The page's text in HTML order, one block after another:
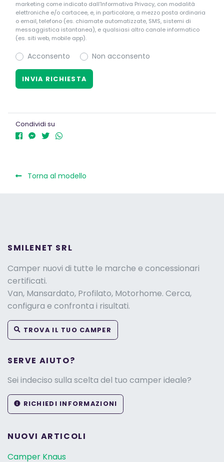
marketing come indicato dall’Informativa Privacy, con modalità
elettroniche e/o cartacee, e, in particolare, a mezzo posta ordinaria
o email, telefono (es. chiamate automatizzate, SMS, sistemi di
messaggistica istantanea), e qualsiasi altro canale informatico
(es. siti web, mobile app).
Acconsento Non acconsento
Condividi su
Torna al modello
SMILENET SRL
Camper nuovi di tutte le marche e concessionari
certificati.
Van, Mansardato, Profilato, Motorhome. Cerca,
configura e confronta i risultati.
TROVA IL TUO CAMPER
SERVE AIUTO?
Sei indeciso sulla scelta del tuo camper ideale?
RICHIEDI INFORMAZIONI
NUOVI ARTICOLI
Camper Knaus